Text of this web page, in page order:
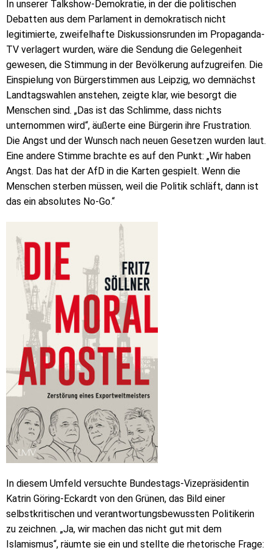
In unserer Talkshow-Demokratie, in der die politischen
Debatten aus dem Parlament in demokratisch nicht
legitimierte, zweifelhafte Diskussionsrunden im Propaganda-
TV verlagert wurden, wäre die Sendung die Gelegenheit
gewesen, die Stimmung in der Bevölkerung aufzugreifen. Die
Einspielung von Bürgerstimmen aus Leipzig, wo demnächst
Landtagswahlen anstehen, zeigte klar, wie besorgt die
Menschen sind. „Das ist das Schlimme, dass nichts
unternommen wird“, äußerte eine Bürgerin ihre Frustration.
Die Angst und der Wunsch nach neuen Gesetzen wurden laut.
Eine andere Stimme brachte es auf den Punkt: „Wir haben
Angst. Das hat der AfD in die Karten gespielt. Wenn die
Menschen sterben müssen, weil die Politik schläft, dann ist
das ein absolutes No-Go.“
In diesem Umfeld versuchte Bundestags-Vizepräsidentin
Katrin Göring-Eckardt von den Grünen, das Bild einer
selbstkritischen und verantwortungsbewussten Politikerin
zu zeichnen. „Ja, wir machen das nicht gut mit dem
Islamismus“, räumte sie ein und stellte die rhetorische Frage: